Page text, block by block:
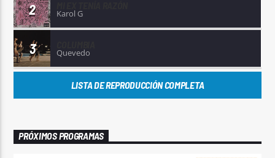
2 Karol G
3 Quevedo
LISTA DE REPRODUCCIÓN COMPLETA
PRÓXIMOS PROGRAMAS